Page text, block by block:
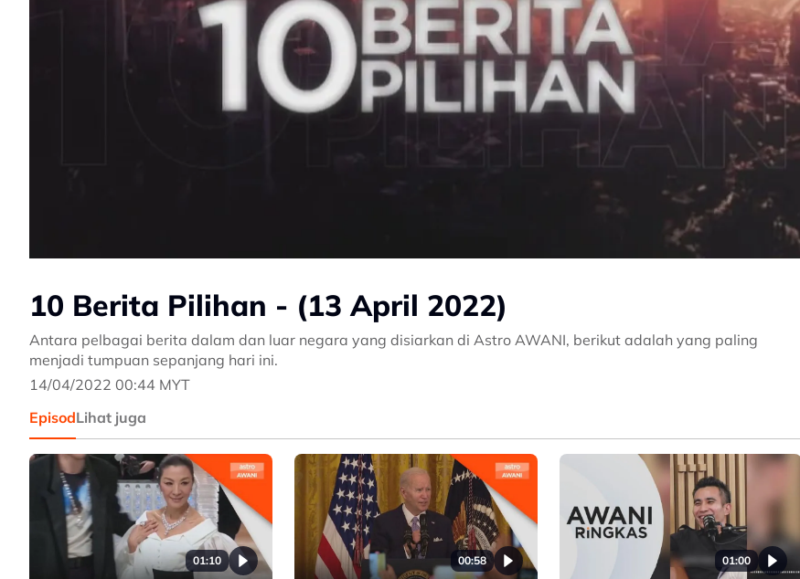
10 Berita Pilihan - (13 April 2022)
Antara pelbagai berita dalam dan luar negara yang disiarkan di Astro AWANI, berikut adalah yang paling
menjadi tumpuan sepanjang hari ini.
14/04/2022 00:44 MYT
EpisodLihat juga
01:10 00:58 01:00